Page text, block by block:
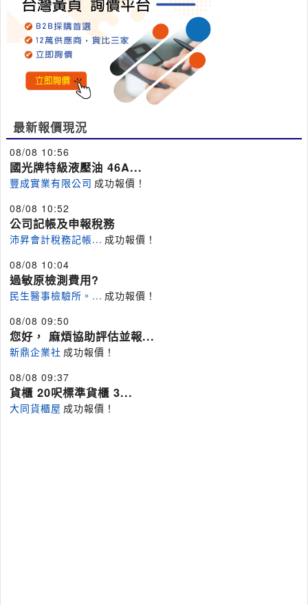
最新報價現況
08/08 10:56
國光牌特級液壓油 46A...
豐成實業有限公司 成功報價！
08/08 10:52
公司記帳及申報稅務
沛昇會計稅務記帳... 成功報價！
08/08 10:04
過敏原檢測費用?
民生醫事檢驗所。... 成功報價！
08/08 09:50
您好， 麻煩協助評估並報...
新鼎企業社 成功報價！
08/08 09:37
貨櫃 20呎標準貨櫃 3...
大同貨櫃屋 成功報價！